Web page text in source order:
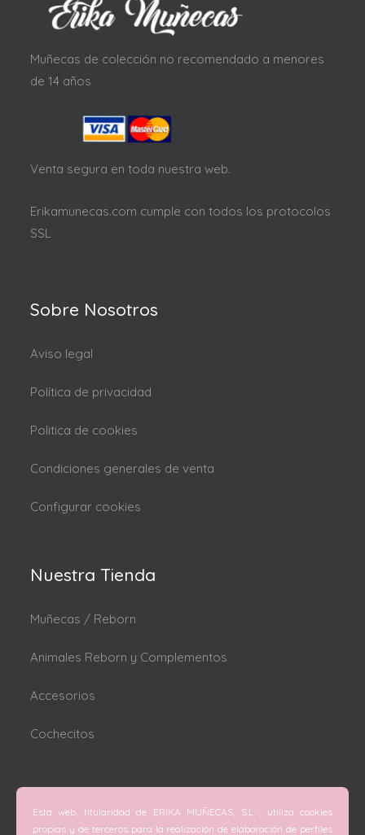
Muñecas de colección no recomendado a menores
de 14 años
Venta segura en toda nuestra web.
Erikamunecas.com cumple con todos los protocolos
SSL
Sobre Nosotros
Aviso legal
Política de privacidad
Politica de cookies
Condiciones generales de venta
Configurar cookies
Nuestra Tienda
Muñecas / Reborn
Animales Reborn y Complementos
Accesorios
Cochecitos
C/ San Vicente Mártir nº 74 (Valencia).
Esta web, titularidad de ERIKA MUÑECAS, S.L , utiliza cookies
propias y de terceros para la realización de elaboración de perfiles